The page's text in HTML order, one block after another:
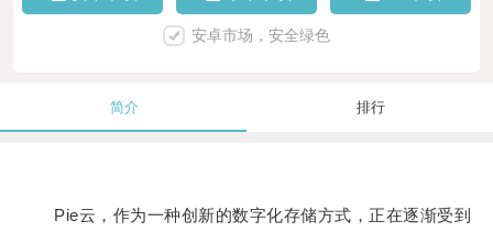
安卓市场，安全绿色
简介 排行
Pie云，作为一种创新的数字化存储方式，正在逐渐受到